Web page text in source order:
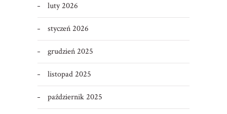
luty 2026
styczeń 2026
grudzień 2025
listopad 2025
październik 2025